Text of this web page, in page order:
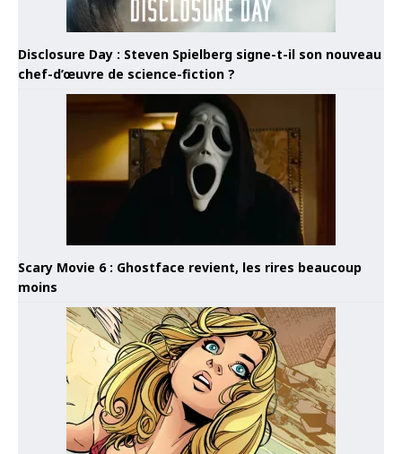
Disclosure Day : Steven Spielberg signe-t-il son nouveau
chef-d’œuvre de science-fiction ?
Scary Movie 6 : Ghostface revient, les rires beaucoup
moins